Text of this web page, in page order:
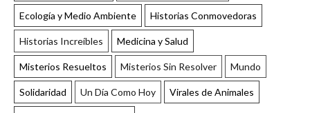
Ecología y Medio Ambiente Historias Conmovedoras
Historias Increíbles Medicina y Salud
Misterios Resueltos Misterios Sin Resolver Mundo
Solidaridad Un Día Como Hoy Virales de Animales